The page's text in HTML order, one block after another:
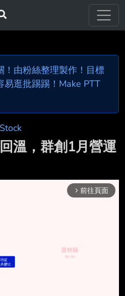
！由粉絲整理製作！目標
易逛批踢踢！Make PTT
溫，群創1月營運
arrow_forward_ios 前往頁面